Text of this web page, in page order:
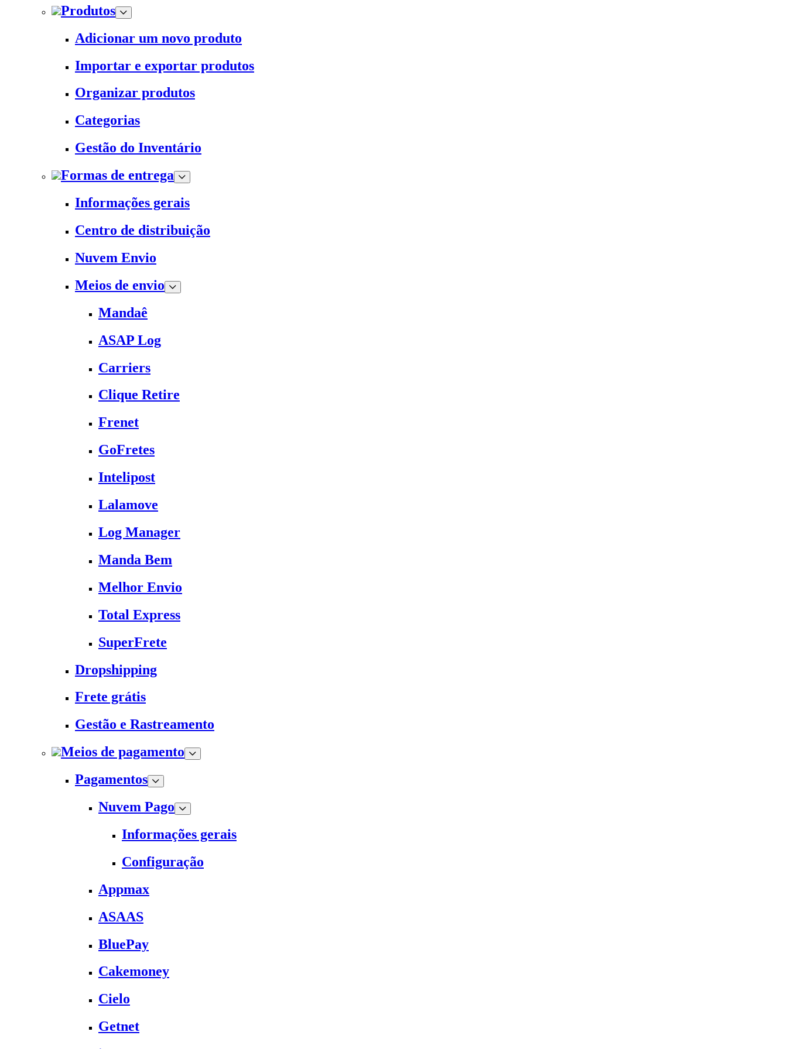
Produtos
Adicionar um novo produto
Importar e exportar produtos
Organizar produtos
Categorias
Gestão do Inventário
Formas de entrega
Informações gerais
Centro de distribuição
Nuvem Envio
Meios de envio
Mandaê
ASAP Log
Carriers
Clique Retire
Frenet
GoFretes
Intelipost
Lalamove
Log Manager
Manda Bem
Melhor Envio
Total Express
SuperFrete
Dropshipping
Frete grátis
Gestão e Rastreamento
Meios de pagamento
Pagamentos
Nuvem Pago
Informações gerais
Configuração
Appmax
ASAAS
BluePay
Cakemoney
Cielo
Getnet